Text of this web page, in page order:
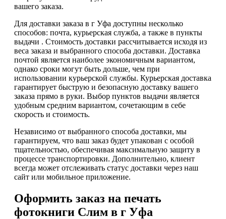
вашего заказа.
Для доставки заказа в г Уфа доступны несколько
способов: почта, курьерская служба, а также в пункты
выдачи . Стоимость доставки рассчитывается исходя из
веса заказа и выбранного способа доставки. Доставка
почтой является наиболее экономичным вариантом,
однако сроки могут быть дольше, чем при
использовании курьерской службы. Курьерская доставка
гарантирует быструю и безопасную доставку вашего
заказа прямо в руки. Выбор пунктов выдачи является
удобным средним вариантом, сочетающим в себе
скорость и стоимость.
Независимо от выбранного способа доставки, мы
гарантируем, что ваш заказ будет упакован с особой
тщательностью, обеспечивая максимальную защиту в
процессе транспортировки. Дополнительно, клиент
всегда может отслеживать статус доставки через наш
сайт или мобильное приложение.
Оформить заказ на печать
фотокниги Слим в г Уфа